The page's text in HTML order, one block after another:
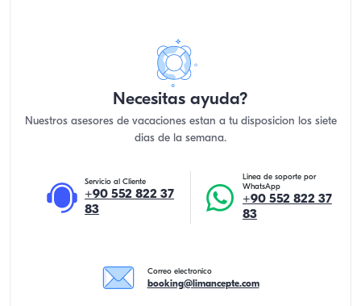
Necesitas ayuda?
Nuestros asesores de vacaciones estan a tu disposicion los siete
dias de la semana.
Servicio al Cliente
+90 552 822 37
83
Linea de soporte por
WhatsApp
+90 552 822 37
83
Correo electronico
booking@limancepte.com